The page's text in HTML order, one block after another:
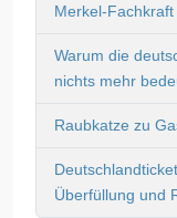
Merkel-
Warum die
nichts mehr
Raubkatze zu
Überfüllung und